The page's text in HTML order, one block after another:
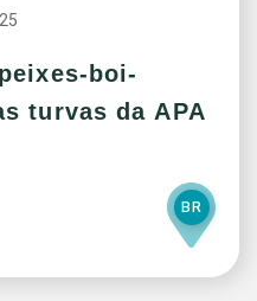
boi-
turvas da APA
BR